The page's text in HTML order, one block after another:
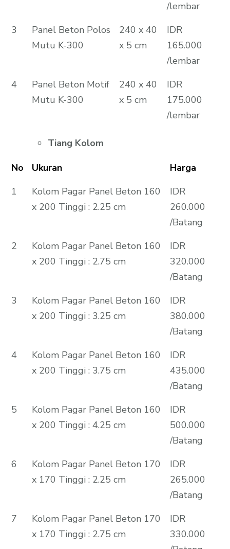
/lembar
3
Panel Beton Polos
Mutu K-300
240 x 40
x 5 cm
IDR
165.000
/lembar
4
Panel Beton Motif
Mutu K-300
240 x 40
x 5 cm
IDR
175.000
/lembar
Tiang Kolom
No
Ukuran
Harga
1
Kolom Pagar Panel Beton 160
x 200 Tinggi : 2.25 cm
IDR
260.000
/Batang
2
Kolom Pagar Panel Beton 160
x 200 Tinggi : 2.75 cm
IDR
320.000
/Batang
3
Kolom Pagar Panel Beton 160
x 200 Tinggi : 3.25 cm
IDR
380.000
/Batang
4
Kolom Pagar Panel Beton 160
x 200 Tinggi : 3.75 cm
IDR
435.000
/Batang
5
Kolom Pagar Panel Beton 160
x 200 Tinggi : 4.25 cm
IDR
500.000
/Batang
6
Kolom Pagar Panel Beton 170
x 170 Tinggi : 2.25 cm
IDR
265.000
/Batang
7
Kolom Pagar Panel Beton 170
x 170 Tinggi : 2.75 cm
IDR
330.000